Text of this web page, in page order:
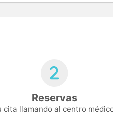
Reservas
cita llamando al centro